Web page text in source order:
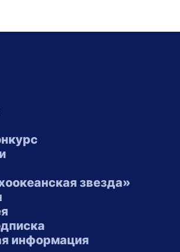
звезда»
информация